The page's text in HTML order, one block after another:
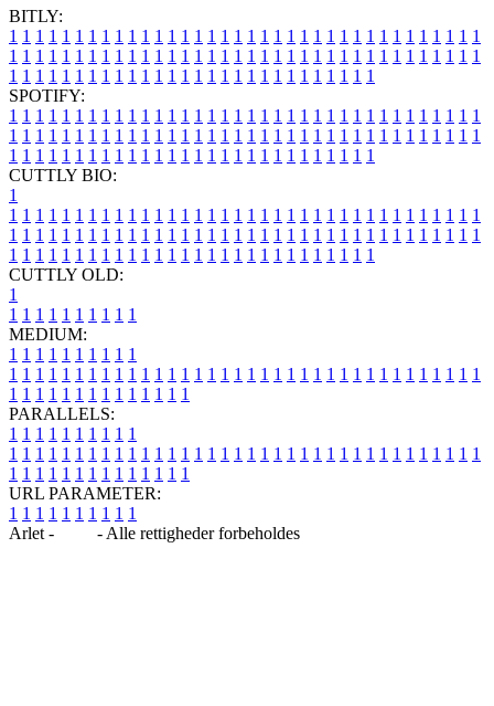
BITLY:
1 1 1 1 1 1 1 1 1 1 1 1 1 1 1 1 1 1 1 1 1 1 1 1 1 1 1 1 1 1 1 1 1 1 1 1
1 1 1 1 1 1 1 1 1 1 1 1 1 1 1 1 1 1 1 1 1 1 1 1 1 1 1 1 1 1 1 1 1 1 1 1
1 1 1 1 1 1 1 1 1 1 1 1 1 1 1 1 1 1 1 1 1 1 1 1 1 1 1 1
SPOTIFY:
1 1 1 1 1 1 1 1 1 1 1 1 1 1 1 1 1 1 1 1 1 1 1 1 1 1 1 1 1 1 1 1 1 1 1 1
1 1 1 1 1 1 1 1 1 1 1 1 1 1 1 1 1 1 1 1 1 1 1 1 1 1 1 1 1 1 1 1 1 1 1 1
1 1 1 1 1 1 1 1 1 1 1 1 1 1 1 1 1 1 1 1 1 1 1 1 1 1 1 1
CUTTLY BIO:
1
1 1 1 1 1 1 1 1 1 1 1 1 1 1 1 1 1 1 1 1 1 1 1 1 1 1 1 1 1 1 1 1 1 1 1 1
1 1 1 1 1 1 1 1 1 1 1 1 1 1 1 1 1 1 1 1 1 1 1 1 1 1 1 1 1 1 1 1 1 1 1 1
1 1 1 1 1 1 1 1 1 1 1 1 1 1 1 1 1 1 1 1 1 1 1 1 1 1 1 1
CUTTLY OLD:
1
1 1 1 1 1 1 1 1 1 1
MEDIUM:
1 1 1 1 1 1 1 1 1 1
1 1 1 1 1 1 1 1 1 1 1 1 1 1 1 1 1 1 1 1 1 1 1 1 1 1 1 1 1 1 1 1 1 1 1 1
1 1 1 1 1 1 1 1 1 1 1 1 1 1
PARALLELS:
1 1 1 1 1 1 1 1 1 1
1 1 1 1 1 1 1 1 1 1 1 1 1 1 1 1 1 1 1 1 1 1 1 1 1 1 1 1 1 1 1 1 1 1 1 1
1 1 1 1 1 1 1 1 1 1 1 1 1 1
URL PARAMETER:
1 1 1 1 1 1 1 1 1 1
Arlet -
- Alle rettigheder forbeholdes